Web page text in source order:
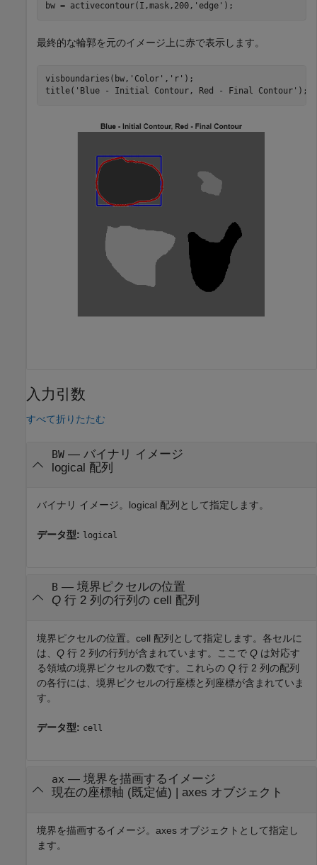
bw = activecontour(I,mask,200, 'edge' );
最終的な輪郭を元のイメージ上に赤で表示します。
visboundaries(bw, 'Color' , 'r' );
title( 'Blue - Initial Contour, Red - Final Contour' );
入力引数
すべて折りたたむ
BW— バイナリ イメージ
logical 配列
バイナリ イメージ。logical 配列として指定します。
データ型: logical
B— 境界ピクセルの位置
Q行 2 列の行列の cell 配列
境界ピクセルの位置。cell 配列として指定します。各セルに
は、 Q 行 2 列の行列が含まれています。ここで Q は対応す
る領域の境界ピクセルの数です。これらの Q 行 2 列の配列
の各行には、境界ピクセルの行座標と列座標が含まれていま
す。
データ型: cell
ax — 境界を描画するイメージ
現在の座標軸 (既定値) | axes オブジェクト
境界を描画するイメージ。axes オブジェクトとして指定し
ます。